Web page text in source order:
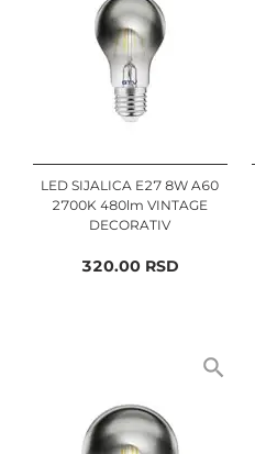
LED SIJALICA E27 8W A60
2700K 480lm VINTAGE
DECORATIV
320.00RSD